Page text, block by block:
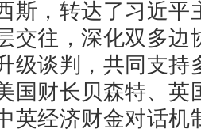
斯，转达了习近
交往，深化双多
级谈判，共同支
国财长贝森特、
英经济财金对话